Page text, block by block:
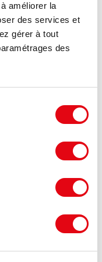
améliorer la
des services et
gérer à tout
des